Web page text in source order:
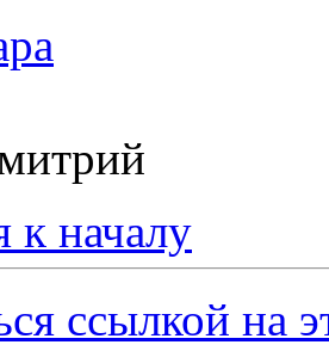
к началу